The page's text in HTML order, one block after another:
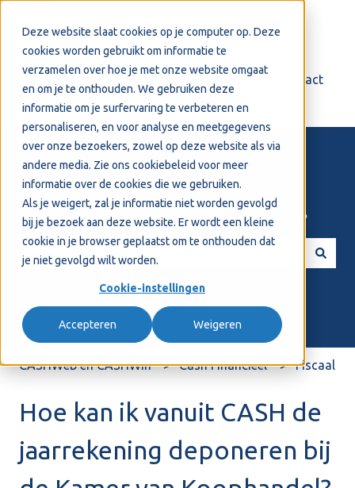
Deze website slaat cookies op je computer op. Deze
cookies worden gebruikt om informatie te
verzamelen over hoe je met onze website omgaat
en om je te onthouden. We gebruiken deze
informatie om je surfervaring te verbeteren en
personaliseren, en voor analyse en meetgegevens
over onze bezoekers, zowel op deze website als via
andere media. Zie ons cookiebeleid voor meer
informatie over de cookies die we gebruiken.
Als je weigert, zal je informatie niet worden gevolgd
bij je bezoek aan deze website. Er wordt een kleine
cookie in je browser geplaatst om te onthouden dat
je niet gevolgd wilt worden.
Cookie-instellingen
Accepteren Weigeren
Support Contact
Welkom! Hoe kunnen we je helpen?
CASHWeb en CASHWin Cash Financieel Fiscaal
Hoe kan ik vanuit CASH de
jaarrekening deponeren bij